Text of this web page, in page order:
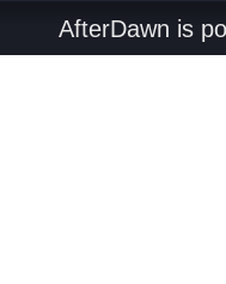
AfterDawn is